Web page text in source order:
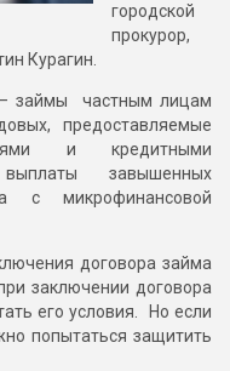
городской
прокурор,
Курагин.
займы частным лицам
предоставляемые
и кредитными
выплаты завышенных
с микрофинансовой
договора займа
заключении договора
его условия. Но если
попытаться защитить